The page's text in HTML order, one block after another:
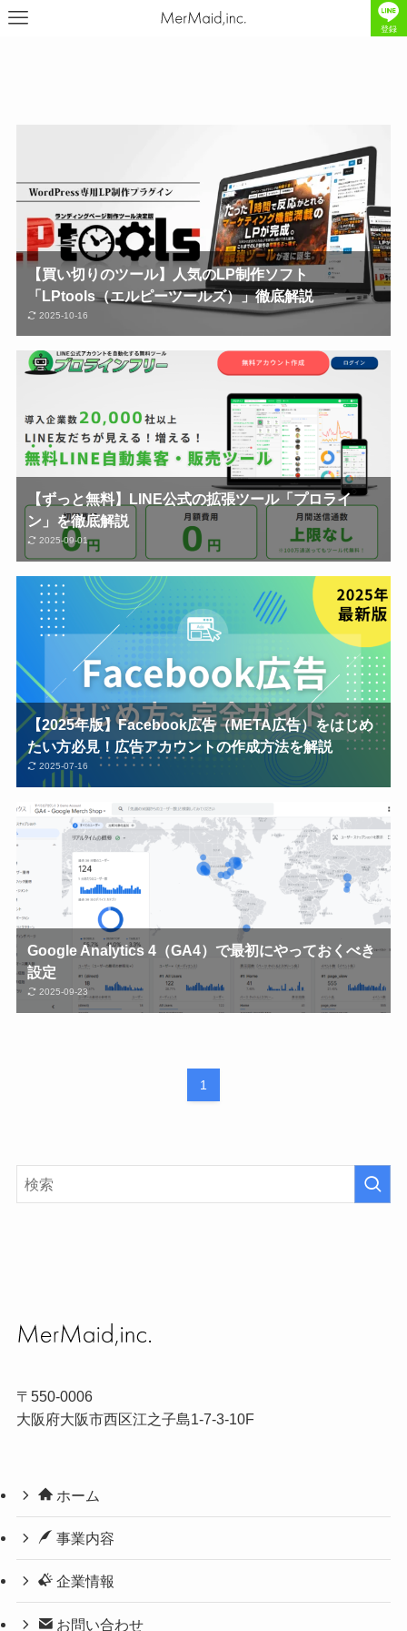
登録
【買い切りのツール】人気のLP制作ソフト
「LPtools（エルピーツールズ）」徹底解説
2025-10-16
【ずっと無料】LINE公式の拡張ツール「プロライ
ン」を徹底解説
2025-09-01
【2025年版】Facebook広告（META広告）をはじめ
たい方必見！広告アカウントの作成方法を解説
2025-07-16
Google Analytics 4（GA4）で最初にやっておくべき
設定
2025-09-23
1
〒550-0006
大阪府大阪市西区江之子島1-7-3-10F
ホーム
事業内容
企業情報
お問い合わせ